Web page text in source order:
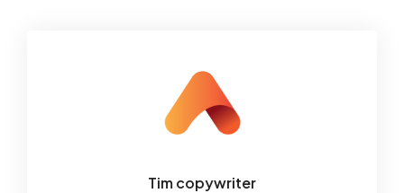
Tim copywriter